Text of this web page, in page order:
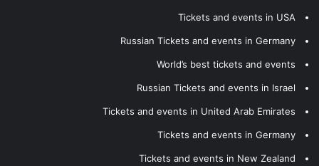
Tickets and events in USA
Russian Tickets and events in Germany
World’s best tickets and events
Russian Tickets and events in Israel
Tickets and events in United Arab Emirates
Tickets and events in Germany
Tickets and events in New Zealand